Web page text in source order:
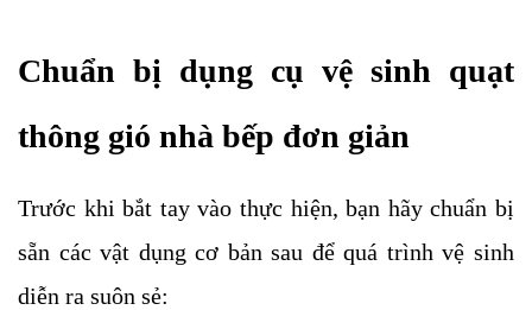
Chuẩn bị dụng cụ vệ sinh quạt
thông gió nhà bếp đơn giản
Trước khi bắt tay vào thực hiện, bạn hãy chuẩn bị
sẵn các vật dụng cơ bản sau để quá trình vệ sinh
diễn ra suôn sẻ: